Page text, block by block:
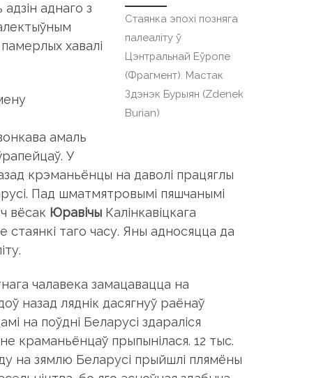
Стаянка эпохі позняга
палеаліту ў
Цэнтральнай Еўропе
(Фрагмент). Мастак
Здэнэк Бурыян (Zdenek
Burian)
аднаго з
хавалі
амаль
У
крэманьёнцы на даволі працяглы
Пад шматмятровымі пяшчанымі
вёсак ЮравічыКалінкавіцкага
стаянкі таго часу. Яны адносяцца да
чалавека замацавацца на
назад ляднік дасягнуў раёнаў
на поўдні Беларусі здараліся
краманьёнцаў прыпынілася. 12 тыс.
на зямлю Беларусі прыйшлі плямёны